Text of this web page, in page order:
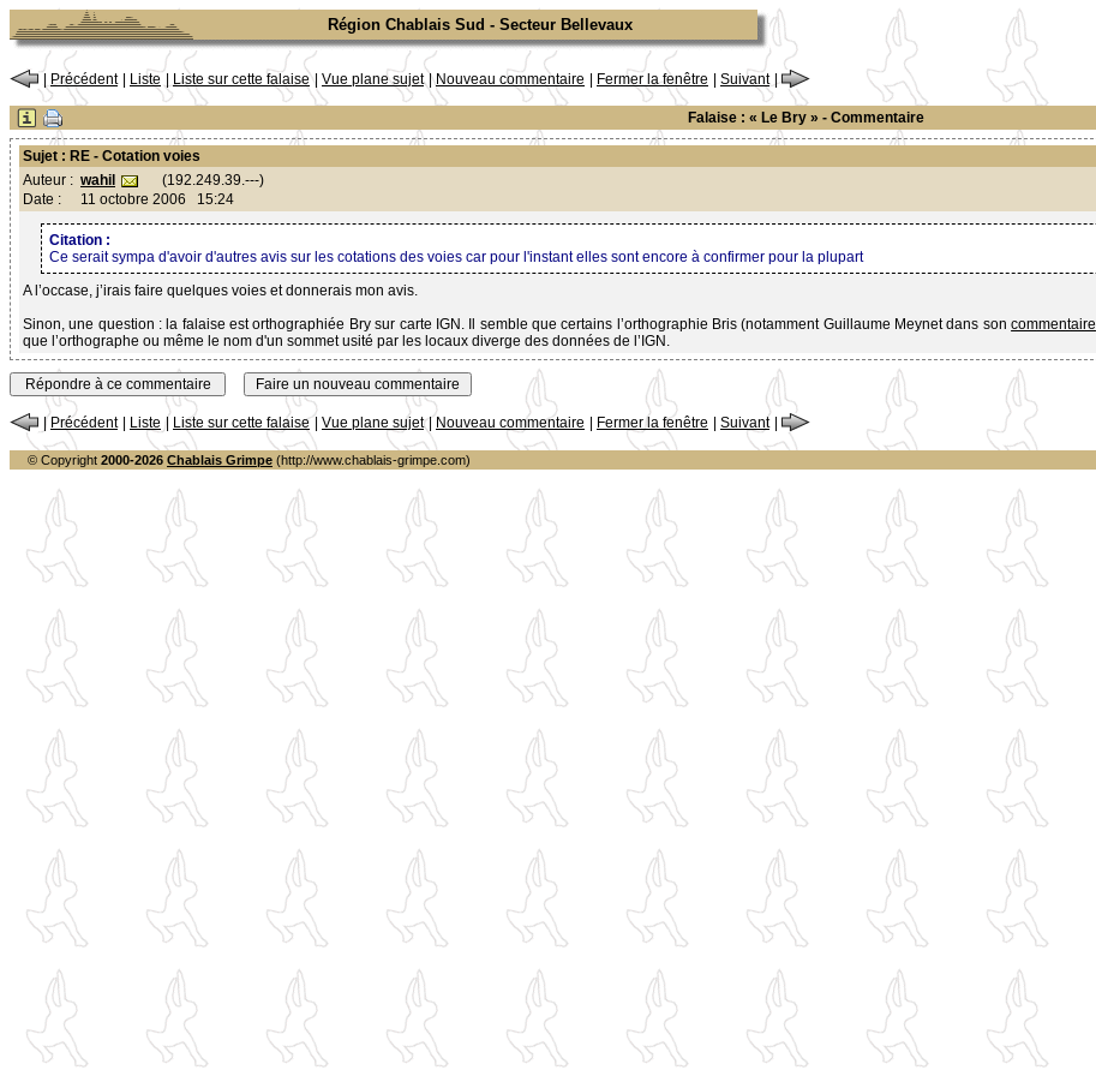
Région Chablais Sud - Secteur Bellevaux
Précédent Liste Liste sur cette falaise | Vue plane sujet Nouveau commentaire Fermer la fenêtre Suivant |
Falaise : « Le Bry » - Commentaire
Sujet : RE - Cotation voies
Auteur : wahil
(192.249.39.---)
Date :
11 octobre 2006 15:24
Citation :
Ce serait sympa d'avoir d'autres avis sur les cotations des voies car pour l'instant elles sont encore à confirmer pour la plupart
A l’occase, j’irais faire quelques voies et donnerais mon avis.
Sinon, une question : la falaise est orthographiée Bry sur carte IGN. Il semble que certains l’orthographie Bris (notamment Guillaume Meynet dans soncommentaire
que l’orthographe ou même le nom d'un sommet usité par les locaux diverge des données de l’IGN.
Précédent Liste | Liste sur cette falaise Vue plane sujet | Nouveau commentaire Fermer la fenêtre Suivant
© Copyright 2000-2026 Chablais Grimpe (http://www.chablais-grimpe.com)